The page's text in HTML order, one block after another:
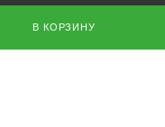
В КОРЗИНУ